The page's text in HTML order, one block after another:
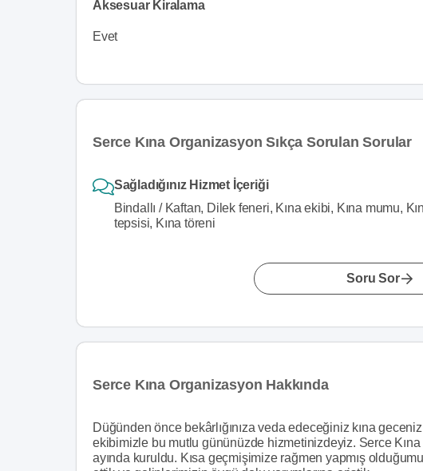
Aksesuar Kiralama
Evet
Serce Kına Organizasyon Sıkça Sorulan Sorular
Sağladığınız Hizmet İçeriği
Bindallı / Kaftan, Dilek feneri, Kına ekibi, Kına mumu,
tepsisi, Kına töreni
Soru Sor
Serce Kına Organizasyon Hakkında
Düğünden önce bekârlığınıza veda edeceğiniz kına
ekibimizle bu mutlu gününüzde hizmetinizdeyiz. Serce Kına
ayında kuruldu. Kısa geçmişimize rağmen yapmış